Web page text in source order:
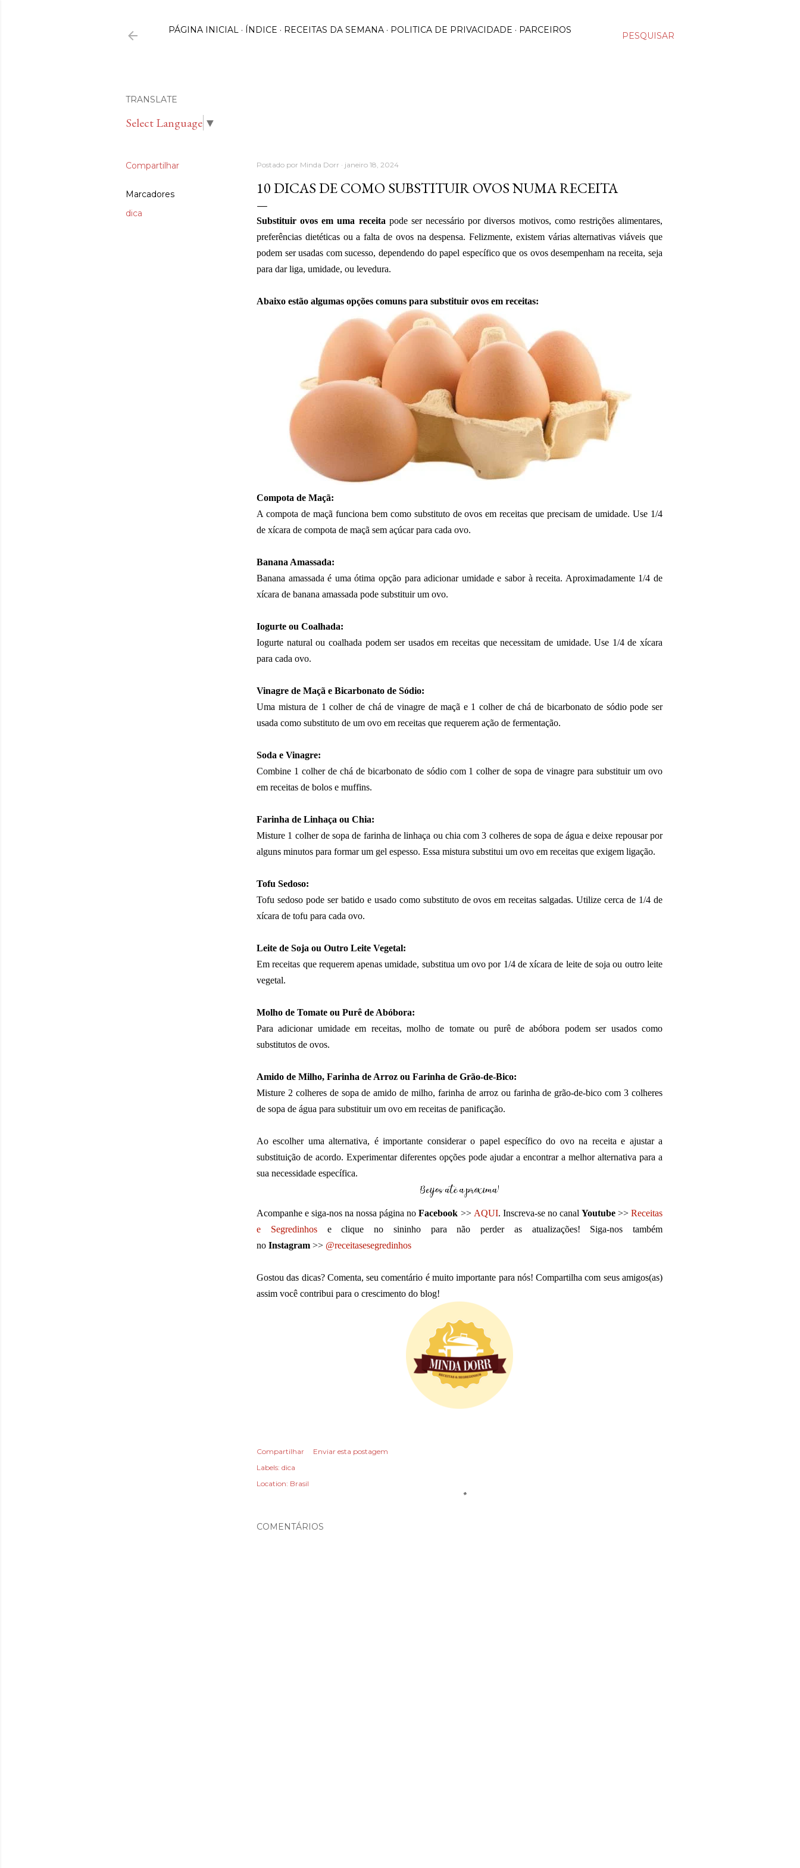
PESQUISAR
PÁGINA INICIAL ÍNDICE RECEITAS DA SEMANA POLITICA DE PRIVACIDADE PARCEIROS
TRANSLATE
Select Language ▼
Compartilhar
Marcadores
dica
Postado por Minda Dorr janeiro 18, 2024
10 DICAS DE COMO SUBSTITUIR OVOS NUMA RECEITA
Substituir ovos em uma receita pode ser necessário por diversos motivos, como restrições alimentares,
preferências dietéticas ou a falta de ovos na despensa. Felizmente, existem várias alternativas viáveis que
podem ser usadas com sucesso, dependendo do papel específico que os ovos desempenham na receita, seja
para dar liga, umidade, ou levedura.
Abaixo estão algumas opções comuns para substituir ovos em receitas:
Compota de Maçã:
A compota de maçã funciona bem como substituto de ovos em receitas que precisam de umidade. Use 1/4
de xícara de compota de maçã sem açúcar para cada ovo.
Banana Amassada:
Banana amassada é uma ótima opção para adicionar umidade e sabor à receita. Aproximadamente 1/4 de
xícara de banana amassada pode substituir um ovo.
Iogurte ou Coalhada:
Iogurte natural ou coalhada podem ser usados em receitas que necessitam de umidade. Use 1/4 de xícara
para cada ovo.
Vinagre de Maçã e Bicarbonato de Sódio:
Uma mistura de 1 colher de chá de vinagre de maçã e 1 colher de chá de bicarbonato de sódio pode ser
usada como substituto de um ovo em receitas que requerem ação de fermentação.
Soda e Vinagre:
Combine 1 colher de chá de bicarbonato de sódio com 1 colher de sopa de vinagre para substituir um ovo
em receitas de bolos e muffins.
Farinha de Linhaça ou Chia:
Misture 1 colher de sopa de farinha de linhaça ou chia com 3 colheres de sopa de água e deixe repousar por
alguns minutos para formar um gel espesso. Essa mistura substitui um ovo em receitas que exigem ligação.
Tofu Sedoso:
Tofu sedoso pode ser batido e usado como substituto de ovos em receitas salgadas. Utilize cerca de 1/4 de
xícara de tofu para cada ovo.
Leite de Soja ou Outro Leite Vegetal:
Em receitas que requerem apenas umidade, substitua um ovo por 1/4 de xícara de leite de soja ou outro leite
vegetal.
Molho de Tomate ou Purê de Abóbora:
Para adicionar umidade em receitas, molho de tomate ou purê de abóbora podem ser usados como
substitutos de ovos.
Amido de Milho, Farinha de Arroz ou Farinha de Grão-de-Bico:
Misture 2 colheres de sopa de amido de milho, farinha de arroz ou farinha de grão-de-bico com 3 colheres
de sopa de água para substituir um ovo em receitas de panificação.
Ao escolher uma alternativa, é importante considerar o papel específico do ovo na receita e ajustar a
substituição de acordo. Experimentar diferentes opções pode ajudar a encontrar a melhor alternativa para a
sua necessidade específica.
Acompanhe e siga-nos na nossa página noFacebook >> AQUI. Inscreva-se no canal Youtube>>Receitas
e Segredinhose clique no sininho para não perder as atualizações! Siga-nos também
no Instagram >> @receitasesegredinhos
Gostou das dicas? Comenta, seu comentário é muito importante para nós! Compartilha com seus amigos(as)
assim você contribui para o crescimento do blog!
Compartilhar
Enviar esta postagem
Labels: dica
Location: Brasil
COMENTÁRIOS